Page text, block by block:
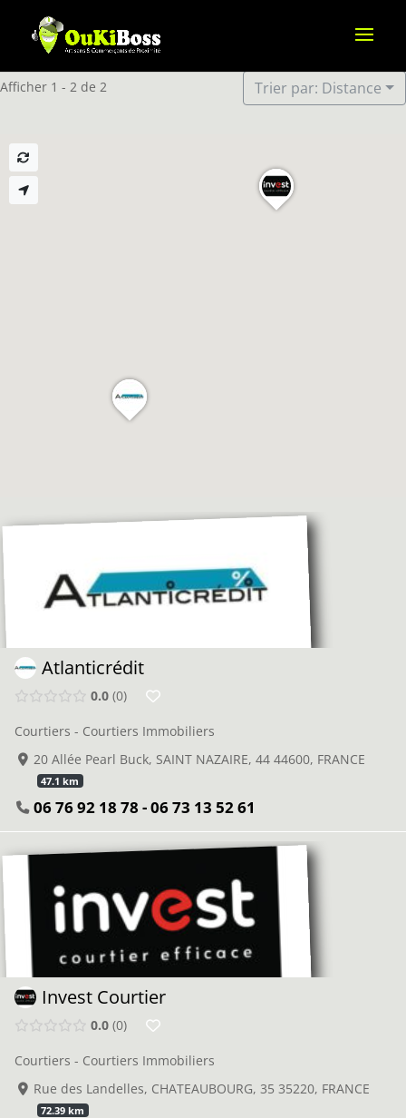
Afficher 1 - 2 de 2 Trier par: Distance
Atlanticrédit
0.0 0
Courtiers - Courtiers Immobiliers
20 Allée Pearl Buck, SAINT NAZAIRE, 44 44600, FRANCE
47.1 km
06 76 92 18 78 - 06 73 13 52 61
Invest Courtier
0.0 0
Courtiers - Courtiers Immobiliers
Rue des Landelles, CHATEAUBOURG, 35 35220, FRANCE
72.39 km